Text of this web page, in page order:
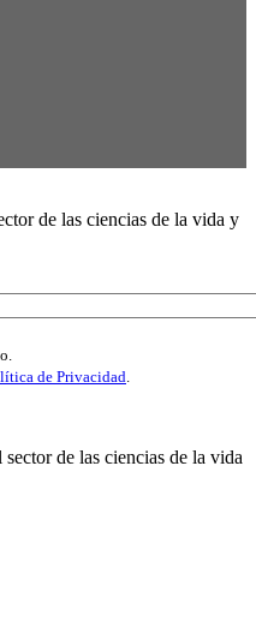
de las ciencias de la vida y
de Privacidad.
de las ciencias de la vida